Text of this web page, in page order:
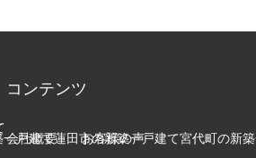
一戸建て蓮田市の新築一戸建て宮代町の新
コンテンツ
会社概要 お客様の声